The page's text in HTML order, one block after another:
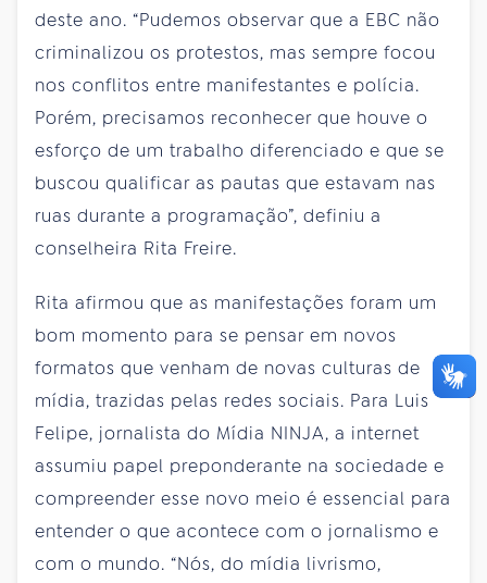
deste ano. “Pudemos observar que a EBC não
criminalizou os protestos, mas sempre focou
nos conflitos entre manifestantes e polícia.
Porém, precisamos reconhecer que houve o
esforço de um trabalho diferenciado e que se
buscou qualificar as pautas que estavam nas
ruas durante a programação”, definiu a
conselheira Rita Freire.
Rita afirmou que as manifestações foram um
bom momento para se pensar em novos
formatos que venham de novas culturas de
mídia, trazidas pelas redes sociais. Para Luis
Felipe, jornalista do Mídia NINJA, a internet
assumiu papel preponderante na sociedade e
compreender esse novo meio é essencial para
entender o que acontece com o jornalismo e
com o mundo. “Nós, do mídia livrismo,